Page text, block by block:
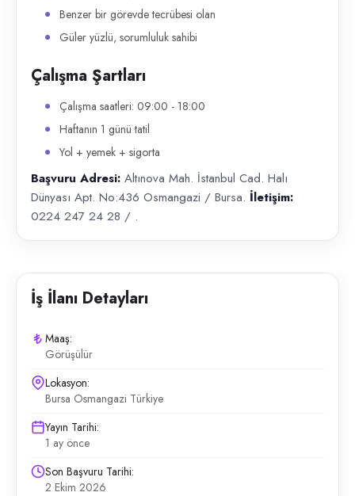
Benzer bir görevde tecrübesi olan
Güler yüzlü, sorumluluk sahibi
Çalışma Şartları
Çalışma saatleri: 09:00 - 18:00
Haftanın 1 günü tatil
Yol + yemek + sigorta
Başvuru Adresi: Altınova Mah. İstanbul Cad. Halı
Dünyası Apt. No:436 Osmangazi / Bursa. İletişim:
0224 247 24 28 / .
İş İlanı Detayları
Maaş:
Görüşülür
Lokasyon:
Bursa Osmangazi Türkiye
Yayın Tarihi:
1 ay önce
Son Başvuru Tarihi:
2 Ekim 2026